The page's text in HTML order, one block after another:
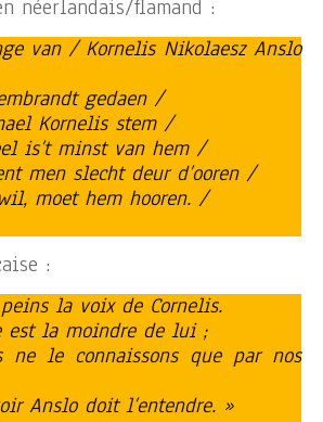
néerlandais/flamand :
van / Kornelis Nikolaesz Anslo
gedaen /
Kornelis stem /
is’t minst van hem /
men slecht deur d’ooren /
moet hem hooren. /
:
la voix de Cornelis.
est la moindre de lui ;
ne le connaissons que par nos
Anslo doit l’entendre. »